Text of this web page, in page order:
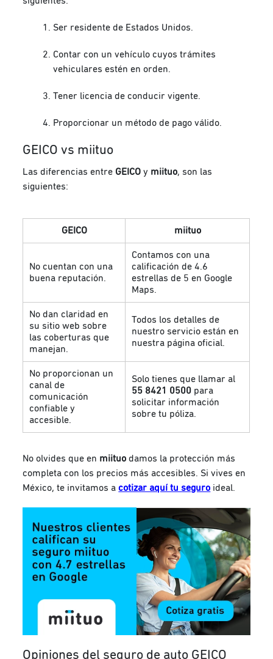
Ser residente de Estados Unidos.
Contar con un vehículo cuyos trámites
vehiculares estén en orden.
Tener licencia de conducir vigente.
Proporcionar un método de pago válido.
GEICO vs miituo
Las diferencias entre GEICOy miituo, son las
siguientes:
GEICO miituo
No cuentan con una
buena reputación.
Contamos con una
calificación de 4.6
estrellas de 5 en Google
Maps.
No dan claridad en
su sitio web sobre
las coberturas que
manejan.
Todos los detalles de
nuestro servicio están en
nuestra página oficial.
No proporcionan un
canal de
comunicación
confiable y
accesible.
Solo tienes que llamar al
55 8421 0500 para
solicitar información
sobre tu póliza.
No olvides que en miituodamos la protección más
completa con los precios más accesibles. Si vives en
México, te invitamos acotizar aquí tu seguro ideal.
Opiniones del seguro de auto GEICO